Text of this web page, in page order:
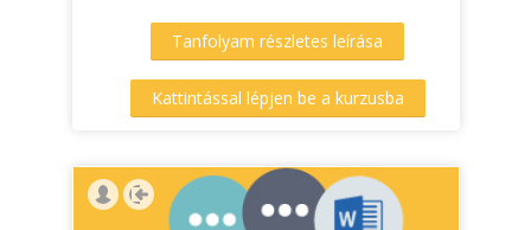
Tanfolyam részletes leírása
Kattintással lépjen be a kurzusba